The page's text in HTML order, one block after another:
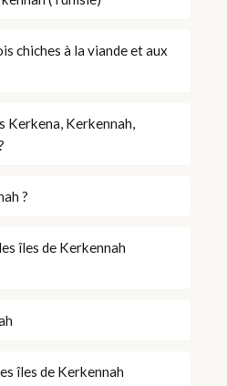
chiches à la viande et aux
Kerkena, Kerkennah,
?
îles de Kerkennah
îles de Kerkennah